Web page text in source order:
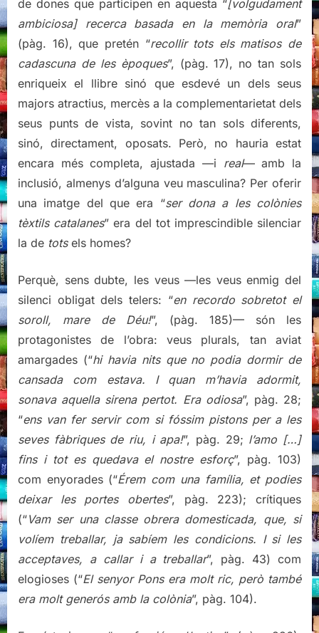
de dones que participen en aquesta “[volgudament
ambiciosa] recerca basada en la memòria oral”
(pàg. 16), que pretén “recollir tots els matisos de
cadascuna de les èpoques”, (pàg. 17), no tan sols
enriqueix el llibre sinó que esdevé un dels seus
majors atractius, mercès a la complementarietat dels
seus punts de vista, sovint no tan sols diferents,
sinó, directament, oposats. Però, no hauria estat
encara més completa, ajustada —i real— amb la
inclusió, almenys d’alguna veu masculina? Per oferir
una imatge del que era “ser dona a les colònies
tèxtils catalanes” era del tot imprescindible silenciar
la de totsels homes?
Perquè, sens dubte, les veus —les veus enmig del
silenci obligat dels telers: “en recordo sobretot el
soroll, mare de Déu!”, (pàg. 185)— són les
protagonistes de l’obra: veus plurals, tan aviat
amargades (“hi havia nits que no podia dormir de
cansada com estava. I quan m’havia adormit,
sonava aquella sirena pertot. Era odiosa”, pàg. 28;
“ens van fer servir com si fóssim pistons per a les
seves fàbriques de riu, i apa!”, pàg. 29; l’amo […]
fins i tot es quedava el nostre esforç”, pàg. 103)
com enyorades (“Érem com una família, et podies
deixar les portes obertes”, pàg. 223); crítiques
(“Vam ser una classe obrera domesticada, que, si
volíem treballar, ja sabíem les condicions. I si les
acceptaves, a callar i a treballar”, pàg. 43) com
elogioses (“El senyor Pons era molt ric, però també
era molt generós amb la colònia”, pàg. 104).